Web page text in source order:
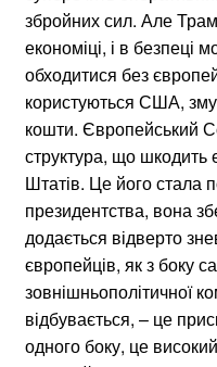
збройних сил. Але
економіці, і в безпеці
обходитися без
користуються США,
кошти. Європейський
структура, що шкодить
Штатів. Це його стала
президентства, вона
додається відверто
європейців, як з боку
зовнішньополітичної
відбувається, – це
одного боку, це